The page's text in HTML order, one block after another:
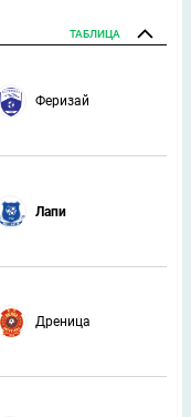
ТАБЛИЦА
Феризай
Лапи
Дреница